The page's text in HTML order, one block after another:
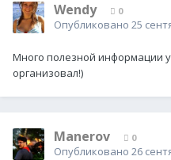
Wendy 0
Опубликовано 25
Много полезной информации
организовал!)
Manerov 0
Опубликовано 26